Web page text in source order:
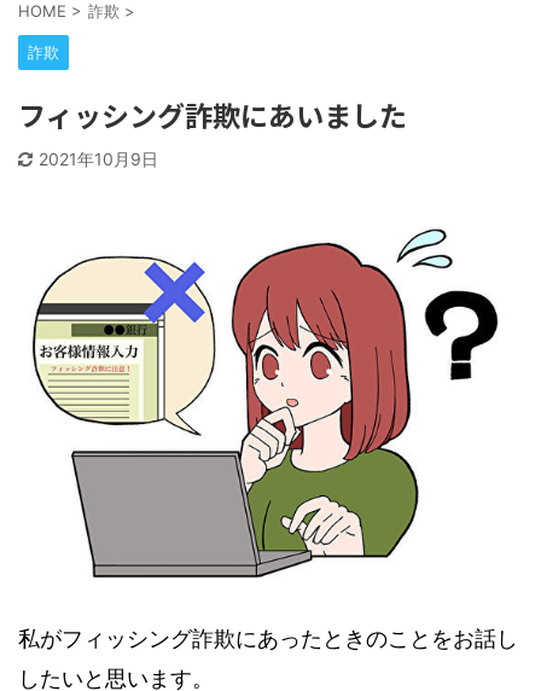
HOME > 詐欺 >
詐欺
フィッシング詐欺にあいました
2021年10月9日
私がフィッシング詐欺にあったときのことをお話し
したいと思います。